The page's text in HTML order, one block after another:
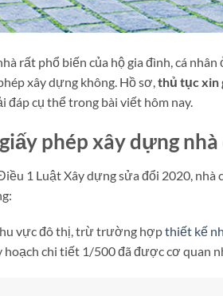
rất phổ biến của hộ gia đình, cá
xây dựng không. Hồ sơ,thủ tục xin
đáp cụ thể trong bài viết hôm nay.
phép xây dựng
1 Luật Xây dựng sửa đổi 2020,
vực đô thị, trừ trường hợpthiết kế
hoạch chi tiết 1/500 đã được cơ quan